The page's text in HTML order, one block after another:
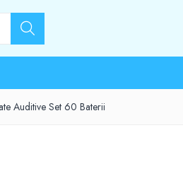
Auditive Set 60 Baterii